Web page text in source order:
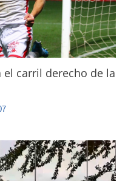
el carril derecho de la